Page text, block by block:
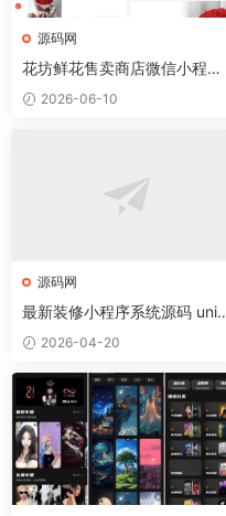
源码网
花坊鲜花售卖商店微信小程序
源码2026-06-10
源码网
最新装修小程序系统源码 unia
pp 全开源
2026-04-20